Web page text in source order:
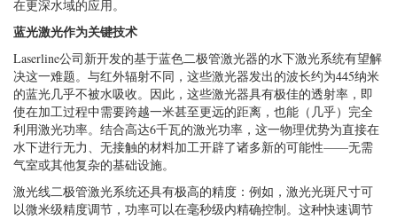
在更深水域的应用。
蓝光激光作为关键技术
Laserline公司新开发的基于蓝色二极管激光器的水下激光系统有望解
决这一难题。与红外辐射不同，这些激光器发出的波长约为445纳米
的蓝光几乎不被水吸收。因此，这些激光器具有极佳的透射率，即
使在加工过程中需要跨越一米甚至更远的距离，也能（几乎）完全
利用激光功率。结合高达6千瓦的激光功率，这一物理优势为直接在
水下进行无力、无接触的材料加工开辟了诸多新的可能性——无需
气室或其他复杂的基础设施。
激光线二极管激光系统还具有极高的精度：例如，激光光斑尺寸可
以微米级精度调节，功率可以在毫秒级内精确控制。这种快速调节